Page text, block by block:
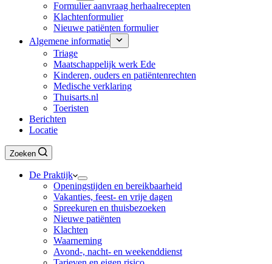
Formulier aanvraag herhaalrecepten
Klachtenformulier
Nieuwe patiënten formulier
Algemene informatie
Triage
Maatschappelijk werk Ede
Kinderen, ouders en patiëntenrechten
Medische verklaring
Thuisarts.nl
Toeristen
Berichten
Locatie
Zoeken
De Praktijk
Openingstijden en bereikbaarheid
Vakanties, feest- en vrije dagen
Spreekuren en thuisbezoeken
Nieuwe patiënten
Klachten
Waarneming
Avond-, nacht- en weekenddienst